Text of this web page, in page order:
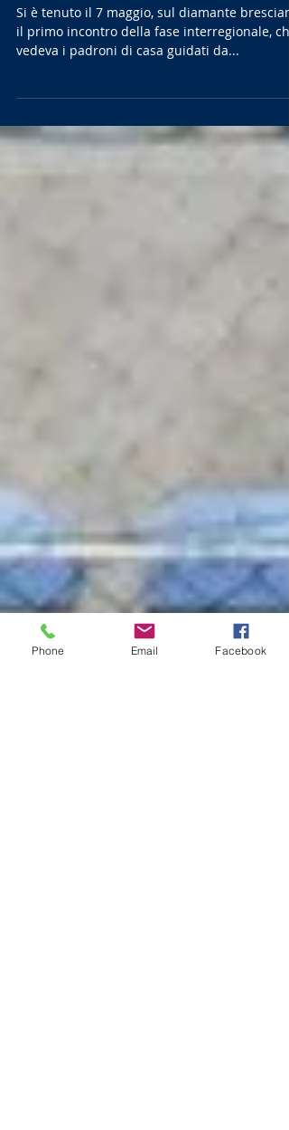
TRACOLLO A PICCO
il primo incontro della fase interregionale, che
vedeva i padroni di casa guidati da...
Phone Email Facebook